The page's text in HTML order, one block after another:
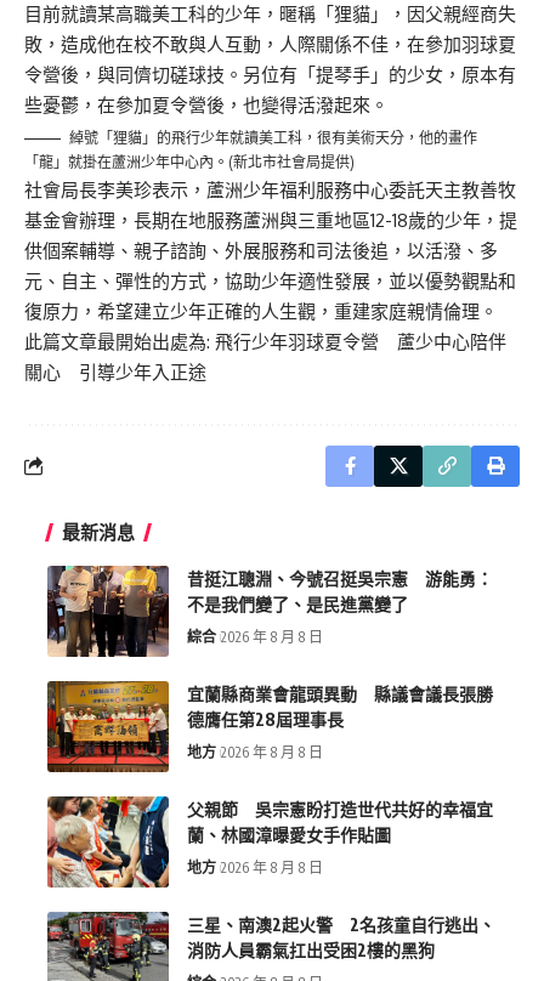
目前就讀某高職美工科的少年，暱稱「狸貓」，因父親經商失
敗，造成他在校不敢與人互動，人際關係不佳，在參加羽球夏
令營後，與同儕切磋球技。另位有「提琴手」的少女，原本有
些憂鬱，在參加夏令營後，也變得活潑起來。
綽號「狸貓」的飛行少年就讀美工科，很有美術天分，他的畫作
「龍」就掛在蘆洲少年中心內。(新北市社會局提供)
社會局長李美珍表示，蘆洲少年福利服務中心委託天主教善牧
基金會辦理，長期在地服務蘆洲與三重地區12-18歲的少年，提
供個案輔導、親子諮詢、外展服務和司法後追，以活潑、多
元、自主、彈性的方式，協助少年適性發展，並以優勢觀點和
復原力，希望建立少年正確的人生觀，重建家庭親情倫理。
此篇文章最開始出處為: 飛行少年羽球夏令營 蘆少中心陪伴
關心 引導少年入正途
最新消息
昔挺江聰淵、今號召挺吳宗憲 游能勇：
不是我們變了、是民進黨變了
綜合 2026 年 8 月 8 日
宜蘭縣商業會龍頭異動 縣議會議長張勝
德膺任第28屆理事長
地方 2026 年 8 月 8 日
父親節 吳宗憲盼打造世代共好的幸福宜
蘭、林國漳曝愛女手作貼圖
地方 2026 年 8 月 8 日
三星、南澳2起火警 2名孩童自行逃出、
消防人員霸氣扛出受困2樓的黑狗